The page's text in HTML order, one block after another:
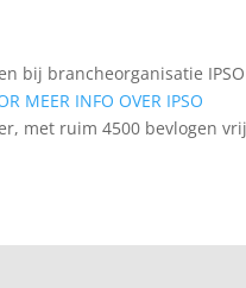
bij brancheorganisatie IPSO
MEER INFO OVER IPSO
met ruim 4500 bevlogen